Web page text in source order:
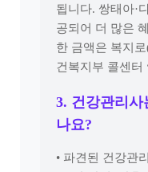
됩니다. 쌍태아·
공되어 더 많은
한 금액은 복지
건복지부 콜센
3. 건강관리
나요?
• 파견된 건강관